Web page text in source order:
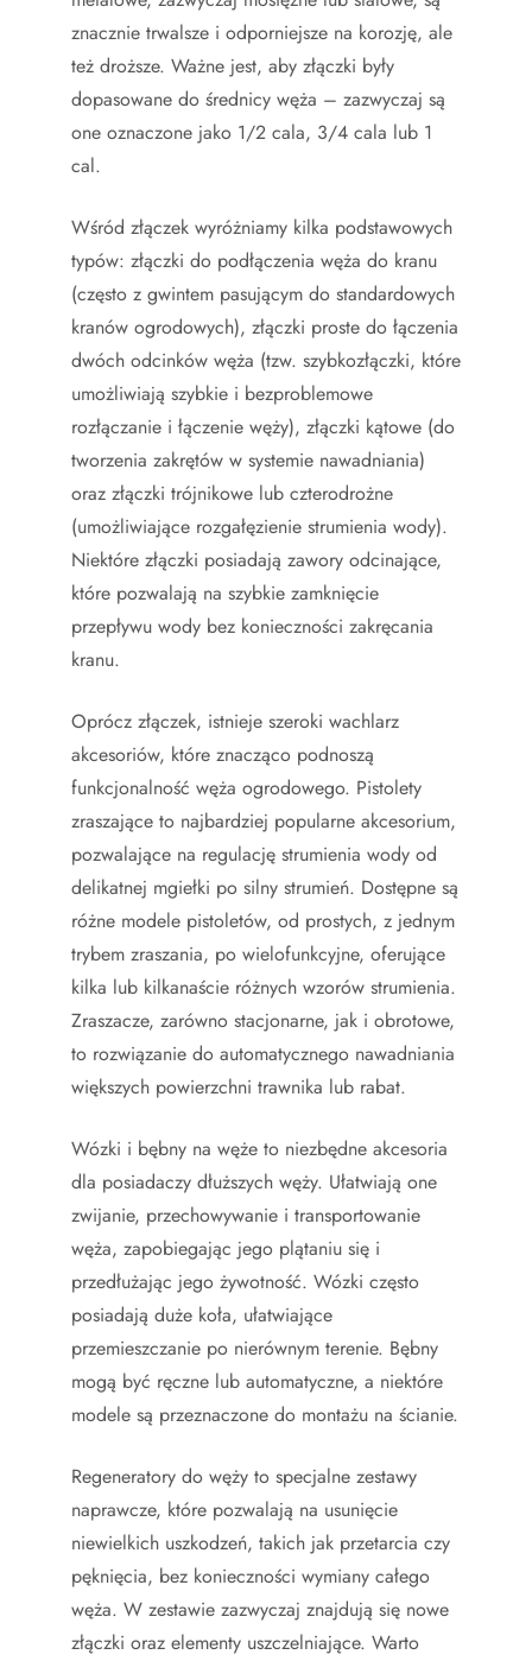
znacznie trwalsze i odporniejsze na korozję, ale
też droższe. Ważne jest, aby złączki były
dopasowane do średnicy węża – zazwyczaj są
one oznaczone jako 1/2 cala, 3/4 cala lub 1
cal.
Wśród złączek wyróżniamy kilka podstawowych
typów: złączki do podłączenia węża do kranu
(często z gwintem pasującym do standardowych
kranów ogrodowych), złączki proste do łączenia
dwóch odcinków węża (tzw. szybkozłączki, które
umożliwiają szybkie i bezproblemowe
rozłączanie i łączenie węży), złączki kątowe (do
tworzenia zakrętów w systemie nawadniania)
oraz złączki trójnikowe lub czterodrożne
(umożliwiające rozgałęzienie strumienia wody).
Niektóre złączki posiadają zawory odcinające,
które pozwalają na szybkie zamknięcie
przepływu wody bez konieczności zakręcania
kranu.
Oprócz złączek, istnieje szeroki wachlarz
akcesoriów, które znacząco podnoszą
funkcjonalność węża ogrodowego. Pistolety
zraszające to najbardziej popularne akcesorium,
pozwalające na regulację strumienia wody od
delikatnej mgiełki po silny strumień. Dostępne są
różne modele pistoletów, od prostych, z jednym
trybem zraszania, po wielofunkcyjne, oferujące
kilka lub kilkanaście różnych wzorów strumienia.
Zraszacze, zarówno stacjonarne, jak i obrotowe,
to rozwiązanie do automatycznego nawadniania
większych powierzchni trawnika lub rabat.
Wózki i bębny na węże to niezbędne akcesoria
dla posiadaczy dłuższych węży. Ułatwiają one
zwijanie, przechowywanie i transportowanie
węża, zapobiegając jego plątaniu się i
przedłużając jego żywotność. Wózki często
posiadają duże koła, ułatwiające
przemieszczanie po nierównym terenie. Bębny
mogą być ręczne lub automatyczne, a niektóre
modele są przeznaczone do montażu na ścianie.
Regeneratory do węży to specjalne zestawy
naprawcze, które pozwalają na usunięcie
niewielkich uszkodzeń, takich jak przetarcia czy
pęknięcia, bez konieczności wymiany całego
węża. W zestawie zazwyczaj znajdują się nowe
złączki oraz elementy uszczelniające. Warto